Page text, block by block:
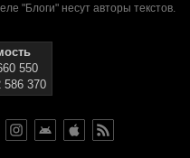
"Блоги" несут авторы текстов.
550
586 370